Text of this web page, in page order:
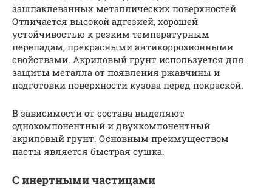
зашпаклеванных металлических поверхностей.
Отличается высокой адгезией, хорошей
устойчивостью к резким температурным
перепадам, прекрасными антикоррозионными
свойствами. Акриловый грунт используется для
защиты металла от появления ржавчины и
подготовки поверхности кузова перед покраской.
В зависимости от состава выделяют
однокомпонентный и двухкомпонентный
акриловый грунт. Основным преимуществом
пасты является быстрая сушка.
С инертными частицами